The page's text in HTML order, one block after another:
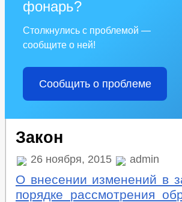
фонарь?
Столкнулись с проблемой —
сообщите о ней!
Сообщить о проблеме
Закон
26 ноября, 2015 admin
О внесении изменений в
порядке рассмотрения